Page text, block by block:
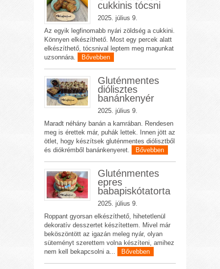
cukkinis tócsni
2025. július 9.
Az egyik legfinomabb nyári zöldség a cukkini.
Könnyen elkészíthető. Most egy percek alatt
elkészíthető, tócsnival leptem meg magunkat
uzsonnára.
Bővebben
Gluténmentes
diólisztes
banánkenyér
2025. július 9.
Maradt néhány banán a kamrában. Rendesen
meg is érettek már, puhák lettek. Innen jött az
ötlet, hogy készítsek gluténmentes diólisztből
és diókrémből banánkenyeret.
Bővebben
Gluténmentes
epres
babapiskótatorta
2025. július 9.
Roppant gyorsan elkészíthető, hihetetlenül
dekoratív desszertet készítettem. Mivel már
beköszöntött az igazán meleg nyár, olyan
süteményt szerettem volna készíteni, amihez
nem kell bekapcsolni a...
Bővebben